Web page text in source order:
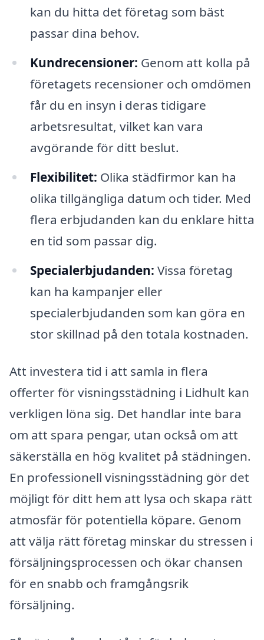
kan du hitta det företag som bäst
passar dina behov.
Kundrecensioner: Genom att kolla på
företagets recensioner och omdömen
får du en insyn i deras tidigare
arbetsresultat, vilket kan vara
avgörande för ditt beslut.
Flexibilitet: Olika städfirmor kan ha
olika tillgängliga datum och tider. Med
flera erbjudanden kan du enklare hitta
en tid som passar dig.
Specialerbjudanden: Vissa företag
kan ha kampanjer eller
specialerbjudanden som kan göra en
stor skillnad på den totala kostnaden.
Att investera tid i att samla in flera
offerter för visningsstädning i Lidhult kan
verkligen löna sig. Det handlar inte bara
om att spara pengar, utan också om att
säkerställa en hög kvalitet på städningen.
En professionell visningsstädning gör det
möjligt för ditt hem att lysa och skapa rätt
atmosfär för potentiella köpare. Genom
att välja rätt företag minskar du stressen i
försäljningsprocessen och ökar chansen
för en snabb och framgångsrik
försäljning.